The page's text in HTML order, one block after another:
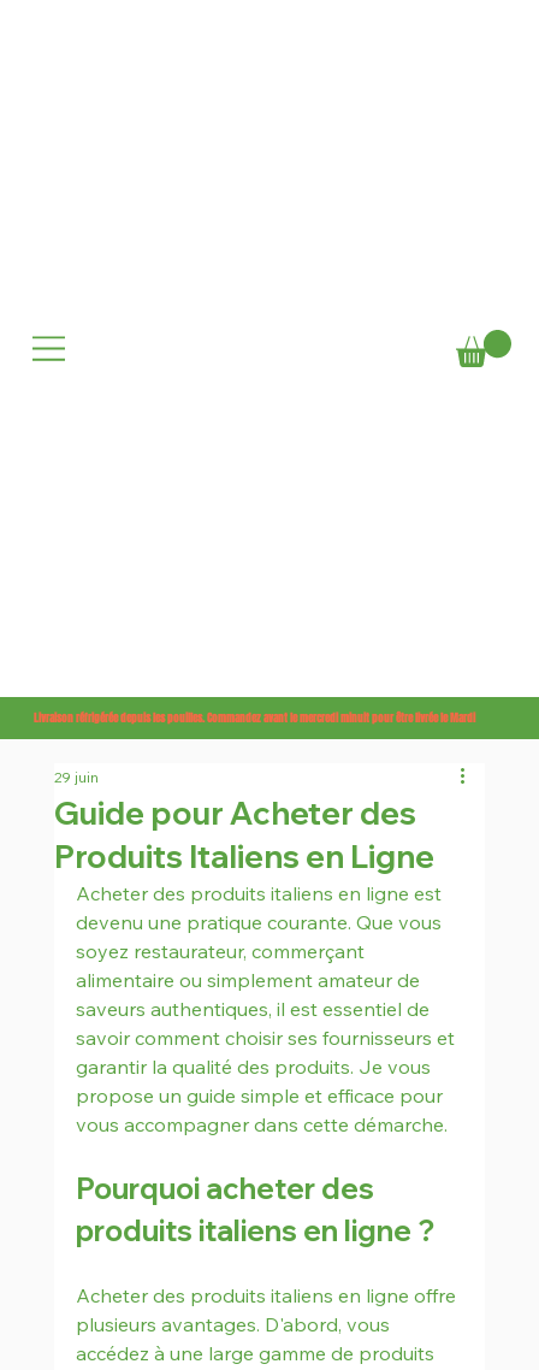
Livraison réfrigérée depuis les pouilles. Commandez avant le mercredi minuit pour être livrée le Mardi
Guide pour Acheter des
Produits Italiens en Ligne
29 juin
Acheter des produits italiens en ligne est
devenu une pratique courante. Que vous
soyez restaurateur, commerçant
alimentaire ou simplement amateur de
saveurs authentiques, il est essentiel de
savoir comment choisir ses fournisseurs et
garantir la qualité des produits. Je vous
propose un guide simple et efficace pour
vous accompagner dans cette démarche.
Pourquoi acheter des
produits italiens en ligne ?
Acheter des produits italiens en ligne offre
plusieurs avantages. D'abord, vous
accédez à une large gamme de produits